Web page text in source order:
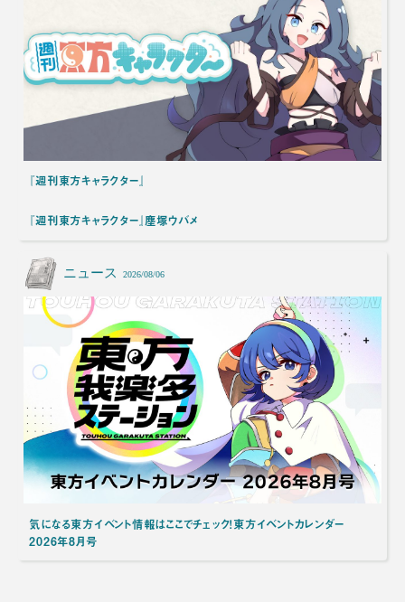
『週刊東方キャラクター』
『週刊東方キャラクター』塵塚ウバメ
ニュース 2026/08/06
気になる東方イベント情報はここでチェック！東方イベントカレンダー
2026年8月号